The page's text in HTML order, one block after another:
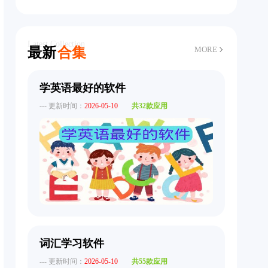
最新合集
Latest Collection
MORE
学英语最好的软件
--- 更新时间： 2026-05-10 共32款应用
词汇学习软件
--- 更新时间： 2026-05-10 共55款应用